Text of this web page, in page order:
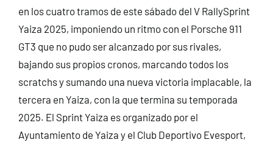
en los cuatro tramos de este sábado del V RallySprint
Yaiza 2025, imponiendo un ritmo con el Porsche 911
GT3 que no pudo ser alcanzado por sus rivales,
bajando sus propios cronos, marcando todos los
scratchs y sumando una nueva victoria implacable, la
tercera en Yaiza, con la que termina su temporada
2025. El Sprint Yaiza es organizado por el
Ayuntamiento de Yaiza y el Club Deportivo Evesport,